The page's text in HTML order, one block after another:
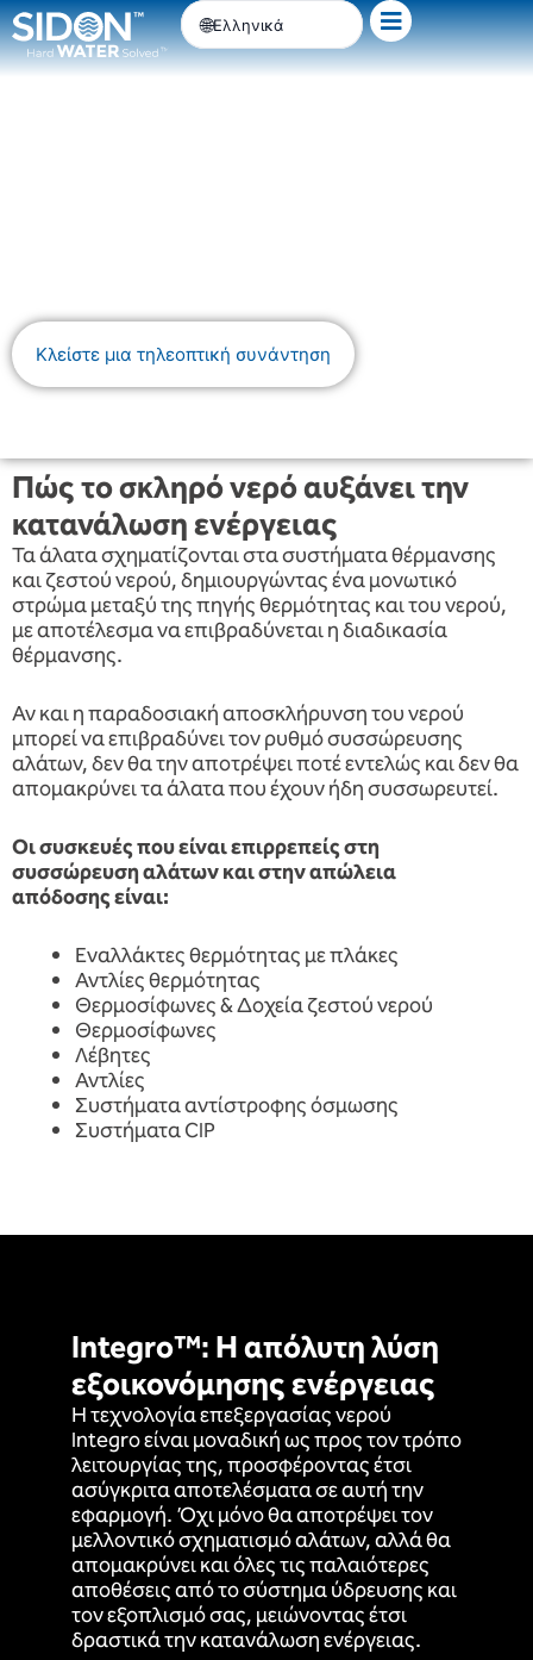
Μετάβαση
στο
περιεχόμενο
Ελληνικά
Κλείστε μια τηλεοπτική συνάντηση
Πώς το σκληρό νερό αυξάνει την
κατανάλωση ενέργειας
Τα άλατα σχηματίζονται στα συστήματα θέρμανσης
και ζεστού νερού, δημιουργώντας ένα μονωτικό
στρώμα μεταξύ της πηγής θερμότητας και του νερού,
με αποτέλεσμα να επιβραδύνεται η διαδικασία
θέρμανσης.
Αν και η παραδοσιακή αποσκλήρυνση του νερού
μπορεί να επιβραδύνει τον ρυθμό συσσώρευσης
αλάτων, δεν θα την αποτρέψει ποτέ εντελώς και δεν θα
απομακρύνει τα άλατα που έχουν ήδη συσσωρευτεί.
Οι συσκευές που είναι επιρρεπείς στη
συσσώρευση αλάτων και στην απώλεια
απόδοσης είναι:
Εναλλάκτες θερμότητας με πλάκες
Αντλίες θερμότητας
Θερμοσίφωνες & Δοχεία ζεστού νερού
Θερμοσίφωνες
Λέβητες
Αντλίες
Συστήματα αντίστροφης όσμωσης
Συστήματα CIP
Integro™: Η απόλυτη λύση
εξοικονόμησης ενέργειας
Η τεχνολογία επεξεργασίας νερού
Integro είναι μοναδική ως προς τον τρόπο
λειτουργίας της, προσφέροντας έτσι
ασύγκριτα αποτελέσματα σε αυτή την
εφαρμογή. Όχι μόνο θα αποτρέψει τον
μελλοντικό σχηματισμό αλάτων, αλλά θα
απομακρύνει και όλες τις παλαιότερες
αποθέσεις από το σύστημα ύδρευσης και
τον εξοπλισμό σας, μειώνοντας έτσι
δραστικά την κατανάλωση ενέργειας.